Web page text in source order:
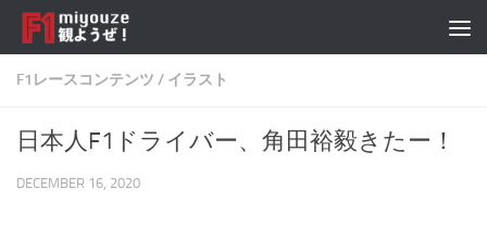
Skip to content
F1レースコンテンツ / イラスト
日本人F1ドライバー、角田裕毅きたー！
DECEMBER 16, 2020